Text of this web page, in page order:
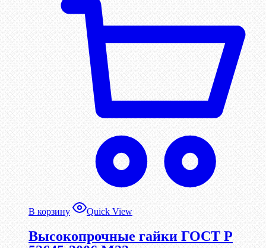
В корзину Quick View
Высокопрочные гайки ГОСТ Р